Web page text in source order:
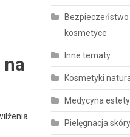
kosmetyce
Inne tematy
Kosmetyki
Medycyna
Pielęgnacja skóry